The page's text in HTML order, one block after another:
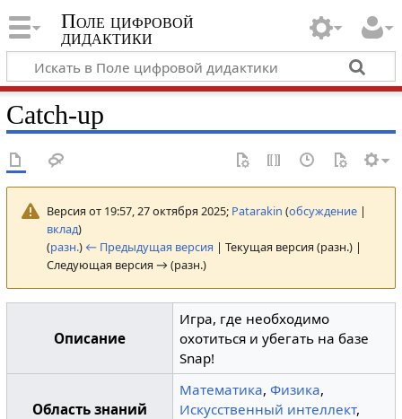
Поле цифровой
дидактики
Catch-up
Версия от 19:57, 27 октября 2025; Patarakin (обсуждение|
вклад)
(разн.) ← Предыдущая версия | Текущая версия (разн.) |
Следующая версия → (разн.)
Описание
Игра, где необходимо
охотиться и убегать на базе
Snap!
Область знаний
Математика,Физика,
Искусственный интеллект,